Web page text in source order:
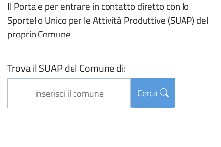
Il Portale per entrare in contatto diretto con lo
Sportello Unico per le Attività Produttive (SUAP) del
proprio Comune.
Trova il SUAP del Comune di:
Cerca